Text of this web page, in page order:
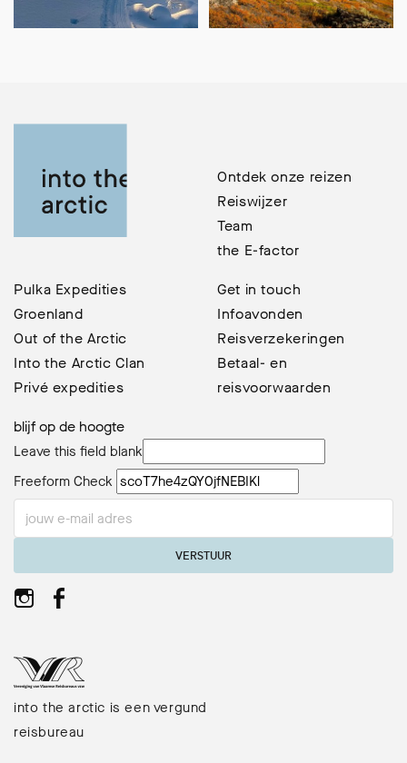
Ontdek onze reizen
Reiswijzer
Team
the E-factor
Pulka Expedities
Groenland
Out of the Arctic
Into the Arctic Clan
Privé expedities
Get in touch
Infoavonden
Reisverzekeringen
Betaal- en
reisvoorwaarden
blijf op de hoogte
Leave this field blank
Freeform Check
VERSTUUR
into the arctic is een vergund
reisbureau